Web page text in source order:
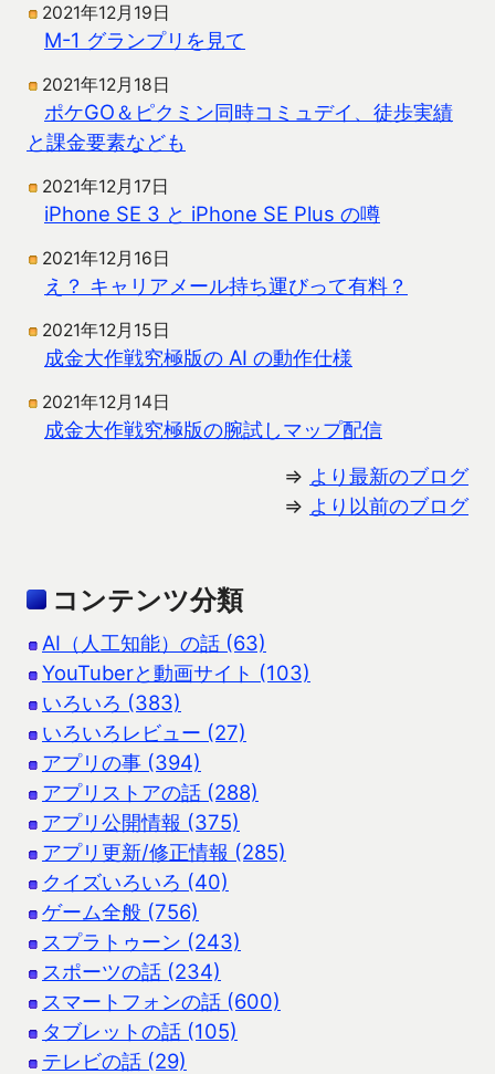
2021年12月19日
M-1 グランプリを見て
2021年12月18日
ポケGO＆ピクミン同時コミュデイ、徒歩実績
と課金要素なども
2021年12月17日
iPhone SE 3 と iPhone SE Plus の噂
2021年12月16日
え？ キャリアメール持ち運びって有料？
2021年12月15日
成金大作戦究極版の AI の動作仕様
2021年12月14日
成金大作戦究極版の腕試しマップ配信
⇒ より最新のブログ
⇒ より以前のブログ
コンテンツ分類
AI（人工知能）の話 (63)
YouTuberと動画サイト (103)
いろいろ (383)
いろいろレビュー (27)
アプリの事 (394)
アプリストアの話 (288)
アプリ公開情報 (375)
アプリ更新/修正情報 (285)
クイズいろいろ (40)
ゲーム全般 (756)
スプラトゥーン (243)
スポーツの話 (234)
スマートフォンの話 (600)
タブレットの話 (105)
テレビの話 (29)